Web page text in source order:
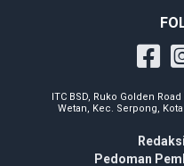
ITC BSD, Ruko Golden
Wetan, Kec. Serpong,
Redaksi
Pedoman